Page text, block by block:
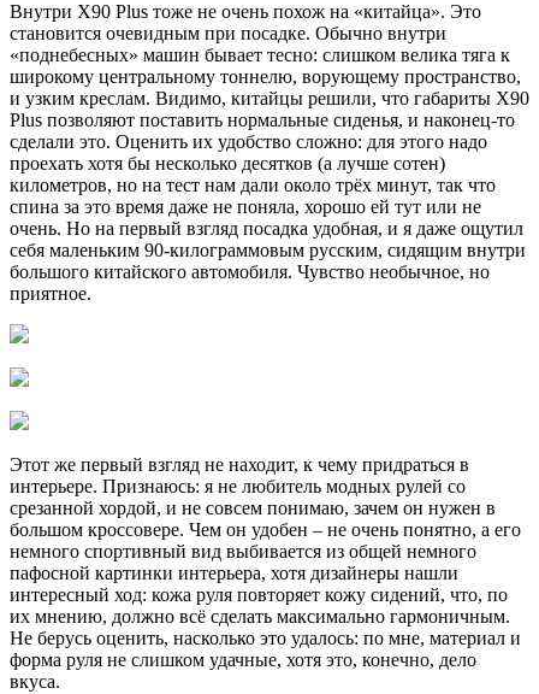
Внутри X90 Plus тоже не очень похож на «китайца». Это
становится очевидным при посадке. Обычно внутри
«поднебесных» машин бывает тесно: слишком велика тяга к
широкому центральному тоннелю, ворующему пространство,
и узким креслам. Видимо, китайцы решили, что габариты X90
Plus позволяют поставить нормальные сиденья, и наконец-то
сделали это. Оценить их удобство сложно: для этого надо
проехать хотя бы несколько десятков (а лучше сотен)
километров, но на тест нам дали около трёх минут, так что
спина за это время даже не поняла, хорошо ей тут или не
очень. Но на первый взгляд посадка удобная, и я даже ощутил
себя маленьким 90-килограммовым русским, сидящим внутри
большого китайского автомобиля. Чувство необычное, но
приятное.
Этот же первый взгляд не находит, к чему придраться в
интерьере. Признаюсь: я не любитель модных рулей со
срезанной хордой, и не совсем понимаю, зачем он нужен в
большом кроссовере. Чем он удобен – не очень понятно, а его
немного спортивный вид выбивается из общей немного
пафосной картинки интерьера, хотя дизайнеры нашли
интересный ход: кожа руля повторяет кожу сидений, что, по
их мнению, должно всё сделать максимально гармоничным.
Не берусь оценить, насколько это удалось: по мне, материал и
форма руля не слишком удачные, хотя это, конечно, дело
вкуса.